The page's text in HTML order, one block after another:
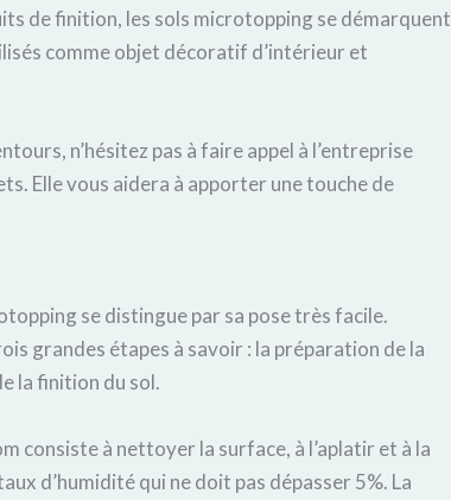
de finition, les sols microtopping se démarquent
comme objet décoratif d’intérieur et
n’hésitez pas à faire appel à l’entreprise
Elle vous aidera à apporter une touche de
se distingue par sa pose très facile.
grandes étapes à savoir : la préparation de la
la finition du sol.
consiste à nettoyer la surface, à l’aplatir et à la
d’humidité qui ne doit pas dépasser 5%. La